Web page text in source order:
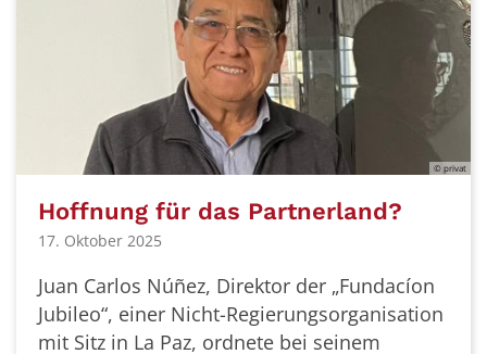
© privat
Hoffnung für das Partnerland?
17. Oktober 2025
Juan Carlos Núñez, Direktor der „Fundacíon
Jubileo“, einer Nicht-Regierungsorganisation
mit Sitz in La Paz, ordnete bei seinem